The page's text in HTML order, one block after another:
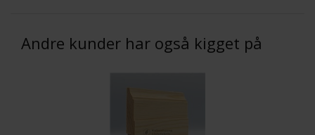
Andre kunder har også kigget på